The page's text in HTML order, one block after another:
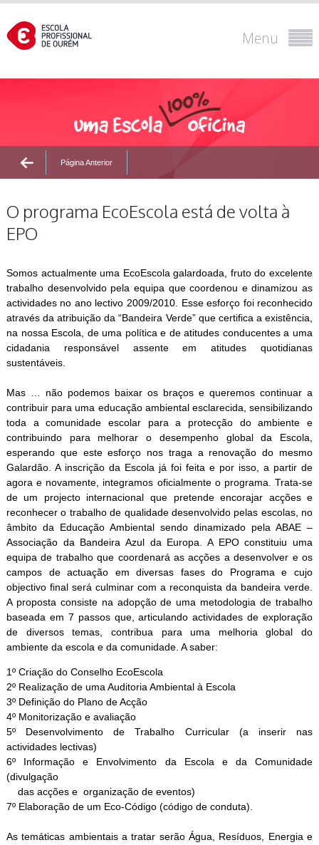
Menu
Página Anterior
O programa EcoEscola está de volta à
EPO
Somos actualmente uma EcoEscola galardoada, fruto do excelente
trabalho desenvolvido pela equipa que coordenou e dinamizou as
actividades no ano lectivo 2009/2010. Esse esforço foi reconhecido
através da atribuição da “Bandeira Verde” que certifica a existência,
na nossa Escola, de uma política e de atitudes conducentes a uma
cidadania responsável assente em atitudes quotidianas
sustentáveis.
Mas … não podemos baixar os braços e queremos continuar a
contribuir para uma educação ambiental esclarecida, sensibilizando
toda a comunidade escolar para a protecção do ambiente e
contribuindo para melhorar o desempenho global da Escola,
esperando que este esforço nos traga a renovação do mesmo
Galardão. A inscrição da Escola já foi feita e por isso, a partir de
agora e novamente, integramos oficialmente o programa. Trata-se
de um projecto internacional que pretende encorajar acções e
reconhecer o trabalho de qualidade desenvolvido pelas escolas, no
âmbito da Educação Ambiental sendo dinamizado pela ABAE –
Associação da Bandeira Azul da Europa. A EPO constituiu uma
equipa de trabalho que coordenará as acções a desenvolver e os
campos de actuação em diversas fases do Programa e cujo
objectivo final será culminar com a reconquista da bandeira verde.
A proposta consiste na adopção de uma metodologia de trabalho
baseada em 7 passos que, articulando actividades de exploração
de diversos temas, contribua para uma melhoria global do
ambiente da escola e da comunidade. A saber:
1º Criação do Conselho EcoEscola
2º Realização de uma Auditoria Ambiental à Escola
3º Definição do Plano de Acção
4º Monitorização e avaliação
5º Desenvolvimento de Trabalho Curricular (a inserir nas
actividades lectivas)
6º Informação e Envolvimento da Escola e da Comunidade
(divulgação
das acções e organização de eventos)
7º Elaboração de um Eco-Código (código de conduta).
As temáticas ambientais a tratar serão Água, Resíduos, Energia e